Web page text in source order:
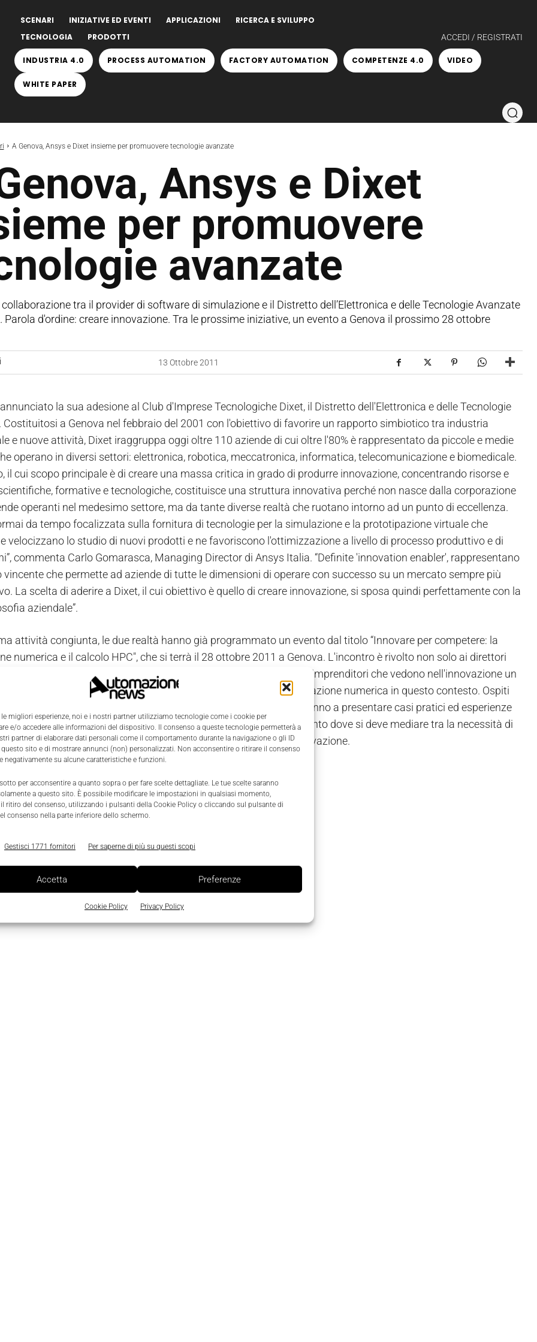
le migliori esperienze, noi e i nostri partner utilizziamo tecnologie come i cookie per
e/o accedere alle informazioni del dispositivo. Il consenso a queste tecnologie permetterà a
partner di elaborare dati personali come il comportamento durante la navigazione o gli ID
sito e di mostrare annunci (non) personalizzati. Non acconsentire o ritirare il consenso
negativamente su alcune caratteristiche e funzioni.
per acconsentire a quanto sopra o per fare scelte dettagliate. Le tue scelte saranno
a questo sito. È possibile modificare le impostazioni in qualsiasi momento,
ritiro del consenso, utilizzando i pulsanti della Cookie Policy o cliccando sul pulsante di
consenso nella parte inferiore dello schermo.
Gestisci 1771 fornitori Per saperne di più su questi scopi
Accetta Preferenze
Cookie Policy Privacy Policy
SCENARI INIZIATIVE ED EVENTI APPLICAZIONI
RICERCA E SVILUPPO
TECNOLOGIA
PRODOTTI ACCEDI / REGISTRATI
INDUSTRIA 4.0 PROCESS AUTOMATION FACTORY AUTOMATION COMPETENZE 4.0 VIDEO
WHITE PAPER
A Genova, Ansys e Dixet insieme per promuovere tecnologie avanzate
Ansys e Dixet
per promuovere
avanzate
tra il provider di software di simulazione e il Distretto dell’Elettronica e delle Tecnologie Avanzate
Parola d'ordine: creare innovazione. Tra le prossime iniziative, un evento a Genova il prossimo 28 ottobre
13 Ottobre 2011
la sua adesione al Club d'Imprese Tecnologiche Dixet, il Distretto dell'Elettronica e delle Tecnologie
Costituitosi a Genova nel febbraio del 2001 con l'obiettivo di favorire un rapporto simbiotico tra industria
e nuove attività, Dixet iraggruppa oggi oltre 110 aziende di cui oltre l'80% è rappresentato da piccole e medie
operano in diversi settori: elettronica, robotica, meccatronica, informatica, telecomunicazione e biomedicale.
il cui scopo principale è di creare una massa critica in grado di produrre innovazione, concentrando risorse e
formative e tecnologiche, costituisce una struttura innovativa perché non nasce dalla corporazione
operanti nel medesimo settore, ma da tante diverse realtà che ruotano intorno ad un punto di eccellenza.
da tempo focalizzata sulla fornitura di tecnologie per la simulazione e la prototipazione virtuale che
velocizzano lo studio di nuovi prodotti e ne favoriscono l'ottimizzazione a livello di processo produttivo e di
commenta Carlo Gomarasca, Managing Director di Ansys Italia. “Definite 'innovation enabler', rappresentano
vincente che permette ad aziende di tutte le dimensioni di operare con successo su un mercato sempre più
La scelta di aderire a Dixet, il cui obiettivo è quello di creare innovazione, si sposa quindi perfettamente con la
aziendale”.
attività congiunta, le due realtà hanno già programmato un evento dal titolo “Innovare per competere: la
numerica e il calcolo HPC", che si terrà il 28 ottobre 2011 a Genova. L'incontro è rivolto non solo ai direttori
delle aziende, ma anche a chi si occupa della strategia, dirigenti e imprenditori che vedono nell'innovazione un
competitivo importante e vogliono approfondire il ruolo della simulazione numerica in questo contesto. Ospiti
anche Microsoft e CM Consulenze Manageriali che contribuiranno a presentare casi pratici ed esperienze
da piccole e grandi aziende per innovare i prodotti in un momento dove si deve mediare tra la necessità di
e quella di contenere i rischi legati agli investimenti in innovazione.